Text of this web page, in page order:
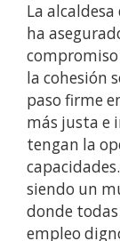
La
ha
la cohesión
paso firme
más justa e
tengan la
siendo un
donde
empleo